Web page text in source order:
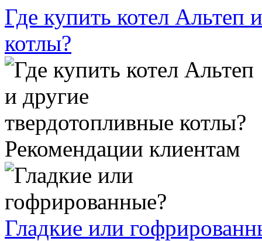
Где купить котел Альтеп
котлы?
Рекомендации клиентам
Гладкие или